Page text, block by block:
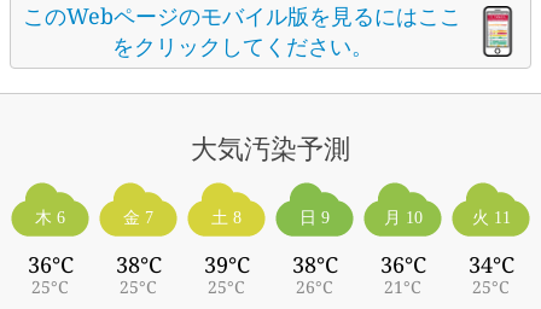
このWebページのモバイル版を見るにはここ
をクリックしてください。
大気汚染予測
木 6
36°C
25°C
金 7
38°C
25°C
土 8
39°C
25°C
日 9
38°C
26°C
月 10
36°C
21°C
火 11
34°C
25°C